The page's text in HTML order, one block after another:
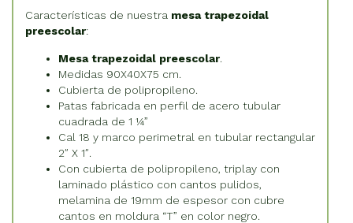
Características de nuestra mesa trapezoidal
preescolar:
Mesa trapezoidal preescolar.
Medidas 90X40X75 cm.
Cubierta de polipropileno.
Patas fabricada en perfil de acero tubular
cuadrada de 1 1⁄4”
Cal 18 y marco perimetral en tubular rectangular
2″ X 1″.
Con cubierta de polipropileno, triplay con
laminado plástico con cantos pulidos,
melamina de 19mm de espesor con cubre
cantos en moldura “T” en color negro.